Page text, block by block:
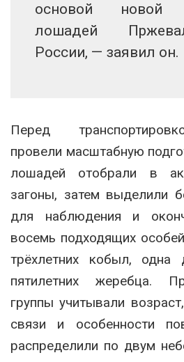
основой новой
лошадей
России, — заявил он.
Перед
провели масштабную
лошадей отобрали в
загоны, затем выделили
для наблюдения и
восемь подходящих
трёхлетних кобыл, одна
пятилетних жеребца.
группы учитывали
связи и особенности
распределили по двум